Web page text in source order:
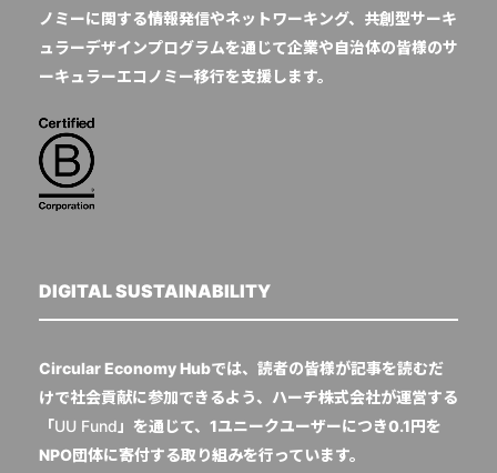
ノミーに関する情報発信やネットワーキング、共創型サーキ
ュラーデザインプログラムを通じて企業や自治体の皆様のサ
ーキュラーエコノミー移行を支援します。
DIGITAL SUSTAINABILITY
Circular Economy Hubでは、読者の皆様が記事を読むだ
けで社会貢献に参加できるよう、ハーチ株式会社が運営する
「UU Fund 」を通じて、1ユニークユーザーにつき0.1円を
NPO団体に寄付する取り組みを行っています。